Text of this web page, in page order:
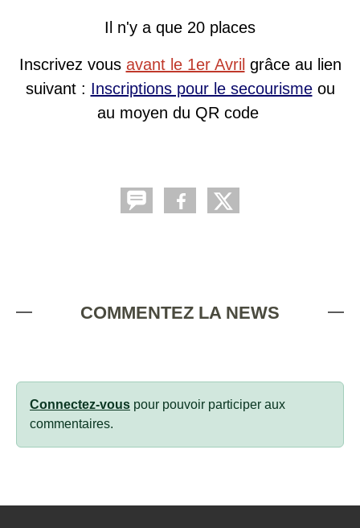
Il n'y a que 20 places
Inscrivez vous avant le 1er Avrilgrâce au lien
suivant : Inscriptions pour le secourismeou
au moyen du QR code
COMMENTEZ LA NEWS
Connectez-vous pour pouvoir participer aux
commentaires.